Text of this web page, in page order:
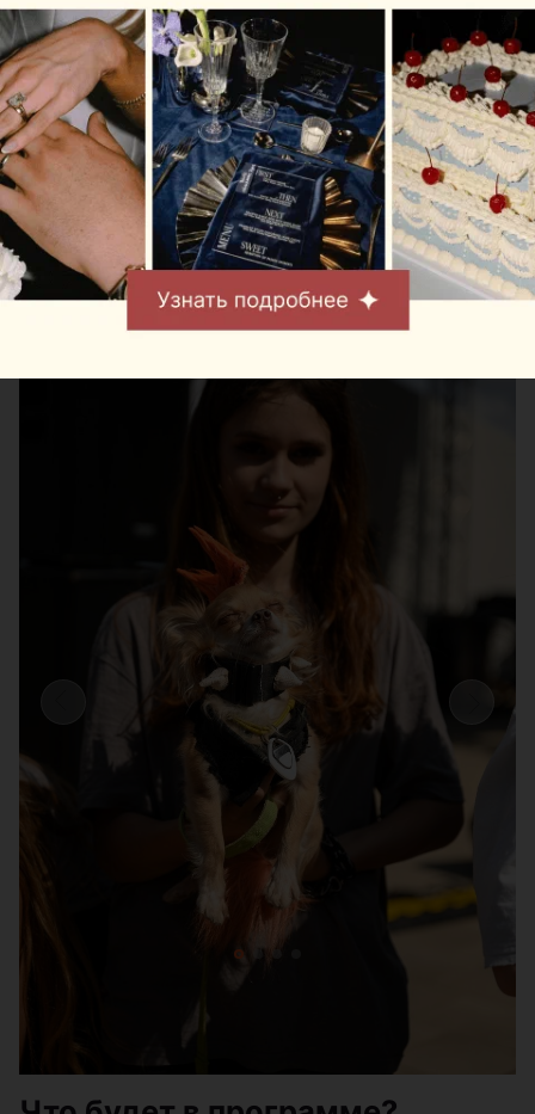
список активностей для гостей разных возрастов.
Одна из постоянных фишек фестиваля — квест-
карта. С ее помощью посетители проходят
задания на площадках партнеров, изучают локации
и собирают баллы, которые затем можно обменять
на подарки в специальном пункте выдачи призов.
Также оба дня будут проходить розыгрыши,
викторины и конкурсы с призами.